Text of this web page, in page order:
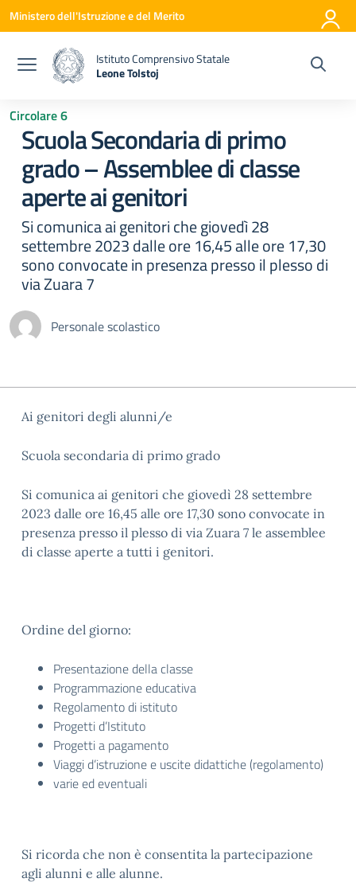
Vai ai contenuti
Vai al menu di navigazione
Vai al footer
Ministero dell'Istruzione e del Merito
Istituto Comprensivo Statale
Leone Tolstoj
Circolare 6
Scuola Secondaria di primo
grado – Assemblee di classe
aperte ai genitori
Si comunica ai genitori che giovedì 28
settembre 2023 dalle ore 16,45 alle ore 17,30
sono convocate in presenza presso il plesso di
via Zuara 7
Personale scolastico
Ai genitori degli alunni/e
Scuola secondaria di primo grado
Si comunica ai genitori che giovedì 28 settembre
2023 dalle ore 16,45 alle ore 17,30 sono convocate in
presenza presso il plesso di via Zuara 7 le assemblee
di classe aperte a tutti i genitori.
Ordine del giorno:
Presentazione della classe
Programmazione educativa
Regolamento di istituto
Progetti d’Istituto
Progetti a pagamento
Viaggi d’istruzione e uscite didattiche (regolamento)
varie ed eventuali
Si ricorda che non è consentita la partecipazione
agli alunni e alle alunne.